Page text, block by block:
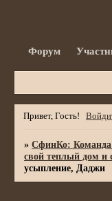
Форум
Привет, Гость!
»СфинКо:
свой теплый дом и
усыпление, Даджи